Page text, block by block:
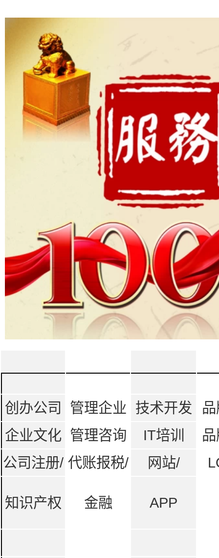
创办公司 管理企业 技术开发
企业文化 管理咨询 IT培训
公司注册/ 代账报税/ 网站/
知识产权 金融 APP